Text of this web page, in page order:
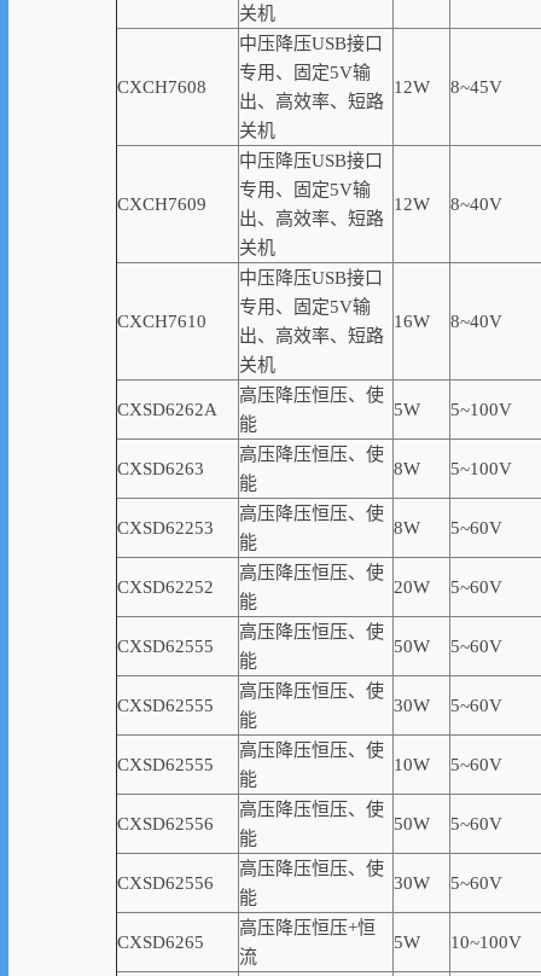
关机
CXCH7608
中压降压USB接口
专用、固定5V输
出、高效率、短路
关机
12W 8~45V
CXCH7609
中压降压USB接口
专用、固定5V输
出、高效率、短路
关机
12W 8~40V
CXCH7610
中压降压USB接口
专用、固定5V输
出、高效率、短路
关机
16W 8~40V
CXSD6262A
高压降压恒压、使
能
5W 5~100V
CXSD6263
高压降压恒压、使
能
8W 5~100V
CXSD62253
高压降压恒压、使
能
8W 5~60V
CXSD62252
高压降压恒压、使
能
20W 5~60V
CXSD62555
高压降压恒压、使
能
50W 5~60V
CXSD62555
高压降压恒压、使
能
30W 5~60V
CXSD62555
高压降压恒压、使
能
10W 5~60V
CXSD62556
高压降压恒压、使
能
50W 5~60V
CXSD62556
高压降压恒压、使
能
30W 5~60V
CXSD6265
高压降压恒压+恒
流
5W 10~100V